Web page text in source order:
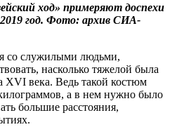
ход» примеряют доспехи
год. Фото: архив СИА-
со служилыми людьми,
насколько тяжелой была
XVI века. Ведь такой костюм
а в нем нужно было
большие расстояния,